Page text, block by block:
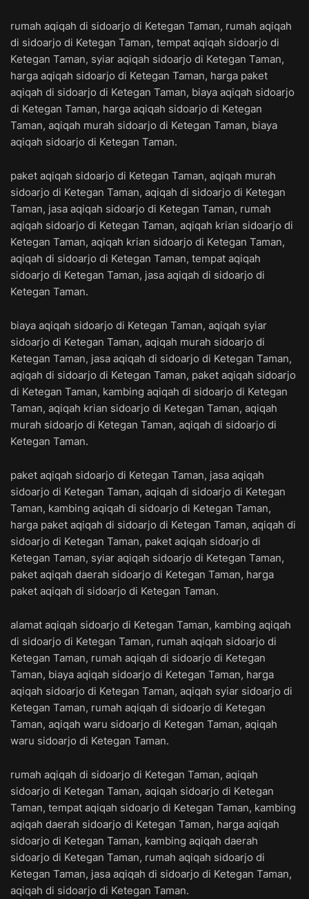
rumah aqiqah di sidoarjo di Ketegan Taman, rumah aqiqah
di sidoarjo di Ketegan Taman, tempat aqiqah sidoarjo di
Ketegan Taman, syiar aqiqah sidoarjo di Ketegan Taman,
harga aqiqah sidoarjo di Ketegan Taman, harga paket
aqiqah di sidoarjo di Ketegan Taman, biaya aqiqah sidoarjo
di Ketegan Taman, harga aqiqah sidoarjo di Ketegan
Taman, aqiqah murah sidoarjo di Ketegan Taman, biaya
aqiqah sidoarjo di Ketegan Taman.
paket aqiqah sidoarjo di Ketegan Taman, aqiqah murah
sidoarjo di Ketegan Taman, aqiqah di sidoarjo di Ketegan
Taman, jasa aqiqah sidoarjo di Ketegan Taman, rumah
aqiqah sidoarjo di Ketegan Taman, aqiqah krian sidoarjo di
Ketegan Taman, aqiqah krian sidoarjo di Ketegan Taman,
aqiqah di sidoarjo di Ketegan Taman, tempat aqiqah
sidoarjo di Ketegan Taman, jasa aqiqah di sidoarjo di
Ketegan Taman.
biaya aqiqah sidoarjo di Ketegan Taman, aqiqah syiar
sidoarjo di Ketegan Taman, aqiqah murah sidoarjo di
Ketegan Taman, jasa aqiqah di sidoarjo di Ketegan Taman,
aqiqah di sidoarjo di Ketegan Taman, paket aqiqah sidoarjo
di Ketegan Taman, kambing aqiqah di sidoarjo di Ketegan
Taman, aqiqah krian sidoarjo di Ketegan Taman, aqiqah
murah sidoarjo di Ketegan Taman, aqiqah di sidoarjo di
Ketegan Taman.
paket aqiqah sidoarjo di Ketegan Taman, jasa aqiqah
sidoarjo di Ketegan Taman, aqiqah di sidoarjo di Ketegan
Taman, kambing aqiqah di sidoarjo di Ketegan Taman,
harga paket aqiqah di sidoarjo di Ketegan Taman, aqiqah di
sidoarjo di Ketegan Taman, paket aqiqah sidoarjo di
Ketegan Taman, syiar aqiqah sidoarjo di Ketegan Taman,
paket aqiqah daerah sidoarjo di Ketegan Taman, harga
paket aqiqah di sidoarjo di Ketegan Taman.
alamat aqiqah sidoarjo di Ketegan Taman, kambing aqiqah
di sidoarjo di Ketegan Taman, rumah aqiqah sidoarjo di
Ketegan Taman, rumah aqiqah di sidoarjo di Ketegan
Taman, biaya aqiqah sidoarjo di Ketegan Taman, harga
aqiqah sidoarjo di Ketegan Taman, aqiqah syiar sidoarjo di
Ketegan Taman, rumah aqiqah di sidoarjo di Ketegan
Taman, aqiqah waru sidoarjo di Ketegan Taman, aqiqah
waru sidoarjo di Ketegan Taman.
rumah aqiqah di sidoarjo di Ketegan Taman, aqiqah
sidoarjo di Ketegan Taman, aqiqah sidoarjo di Ketegan
Taman, tempat aqiqah sidoarjo di Ketegan Taman, kambing
aqiqah daerah sidoarjo di Ketegan Taman, harga aqiqah
sidoarjo di Ketegan Taman, kambing aqiqah daerah
sidoarjo di Ketegan Taman, rumah aqiqah sidoarjo di
Ketegan Taman, jasa aqiqah di sidoarjo di Ketegan Taman,
aqiqah di sidoarjo di Ketegan Taman.